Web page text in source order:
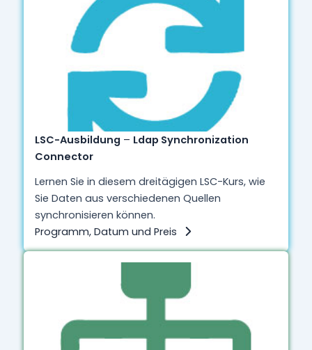
LSC-Ausbildung – Ldap Synchronization
Connector
Lernen Sie in diesem dreitägigen LSC-Kurs, wie
Sie Daten aus verschiedenen Quellen
synchronisieren können.
Programm, Datum und Preis